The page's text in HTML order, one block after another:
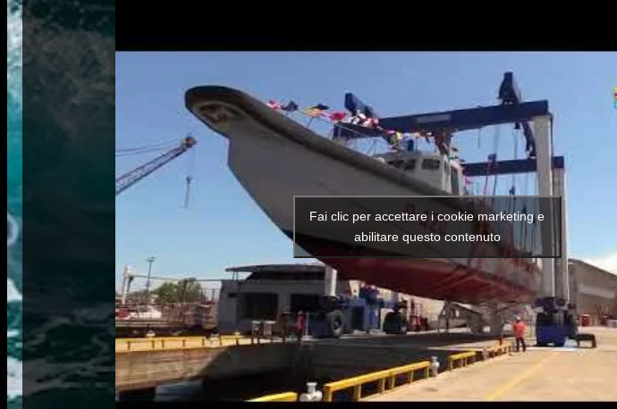
Fai clic per accettare i cookie marketing e
abilitare questo contenuto